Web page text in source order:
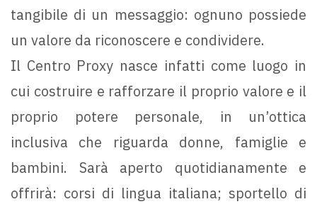
tangibile di un messaggio: ognuno possiede
un valore da riconoscere e condividere.
Il Centro Proxy nasce infatti come luogo in
cui costruire e rafforzare il proprio valore e il
proprio potere personale, in un’ottica
inclusiva che riguarda donne, famiglie e
bambini. Sarà aperto quotidianamente e
offrirà: corsi di lingua italiana; sportello di